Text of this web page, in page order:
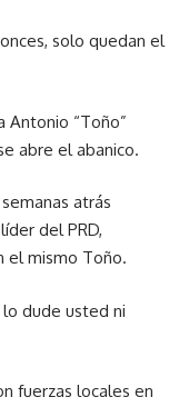
solo quedan el
Antonio “Toño”
abre el abanico.
atrás
del PRD,
el mismo Toño.
lo dude usted ni
fuerzas locales en